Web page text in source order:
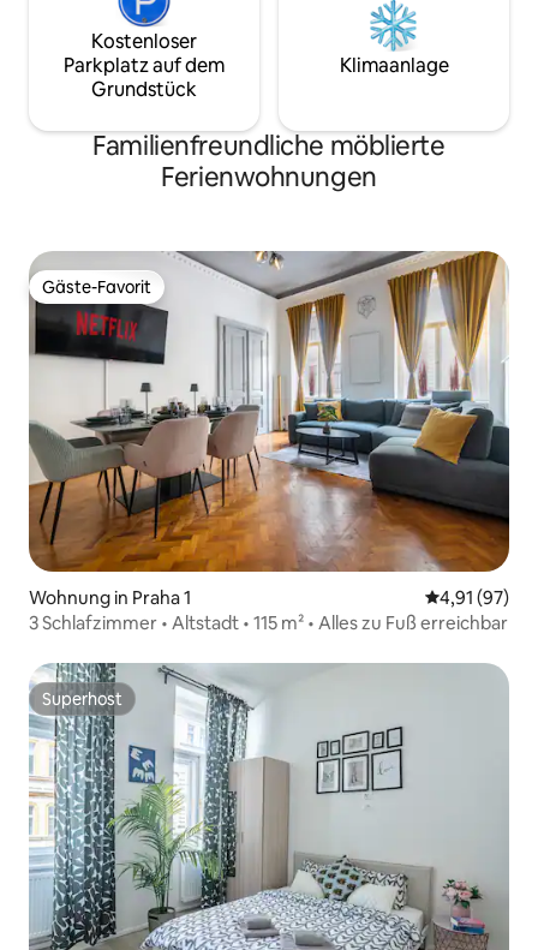
Kostenloser
Parkplatz auf dem
Grundstück
Klimaanlage
Familienfreundliche möblierte
Ferienwohnungen
Gäste-Favorit
Gäste-Favorit
Wohnung in Praha 1
4,91 (97)
3 Schlafzimmer • Altstadt • 115 m² • Alles zu Fuß erreichbar
Superhost
Superhost